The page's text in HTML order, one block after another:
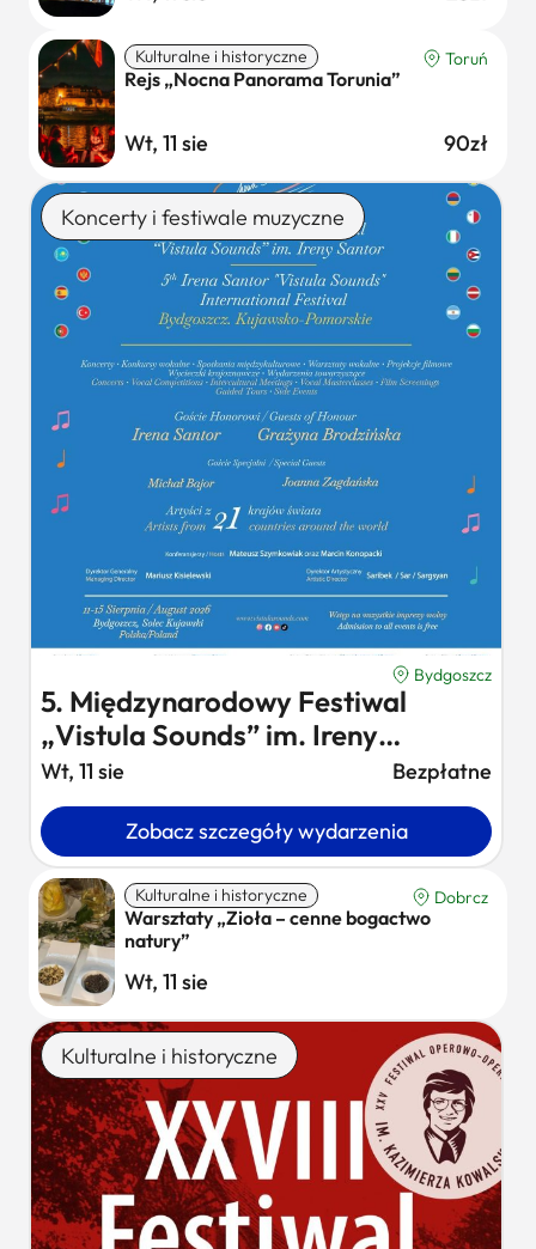
Kulturalne i historyczne Toruń
Rejs „Nocna Panorama Torunia”
Wt, 11 sie 90zł
Koncerty i festiwale muzyczne
Bydgoszcz
5. Międzynarodowy Festiwal
„Vistula Sounds” im. Ireny
Santor…
Wt, 11 sie Bezpłatne
Zobacz szczegóły wydarzenia
Kulturalne i historyczne Dobrcz
Warsztaty „Zioła – cenne bogactwo
natury”
Wt, 11 sie
Kulturalne i historyczne